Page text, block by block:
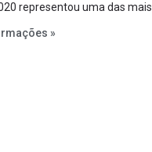
representou uma das mais
metas claras para a
»